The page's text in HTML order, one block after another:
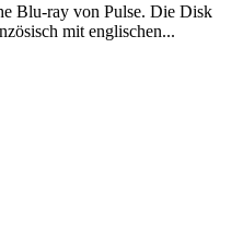
Blu-ray von Pulse. Die Disk
mit englischen...